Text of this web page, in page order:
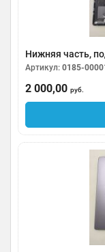
Нижняя часть,
Артикул: 0185-
2 000,00 руб.